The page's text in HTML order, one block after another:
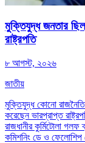
মুক্তিযুদ্ধ জনতার
রাষ্ট্রপতি
৮ আগস্ট, ২০২৬
জাতীয়
মুক্তিযুদ্ধ কোনো
করেছেন ভারপ্রাপ্ত
রাজধানীর কুর্মিটোলা গলফ
কমিশনিং ডে ও